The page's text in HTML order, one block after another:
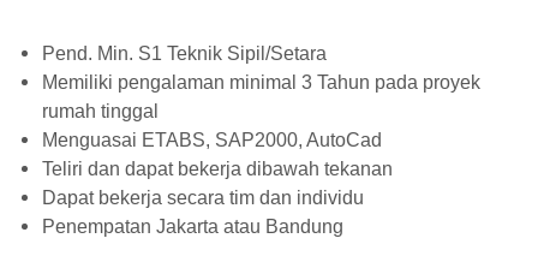
Pend. Min. S1 Teknik Sipil/Setara
Memiliki pengalaman minimal 3 Tahun pada proyek
rumah tinggal
Menguasai ETABS, SAP2000, AutoCad
Teliri dan dapat bekerja dibawah tekanan
Dapat bekerja secara tim dan individu
Penempatan Jakarta atau Bandung